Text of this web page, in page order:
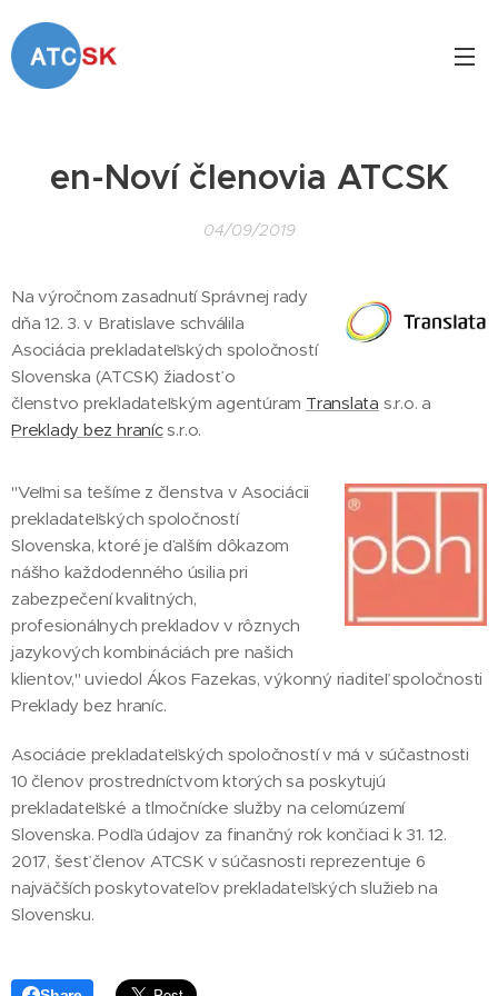
en-Noví členovia ATCSK
04/09/2019
Na výročnom zasadnutí Správnej rady
dňa 12. 3. v Bratislave schválila
Asociácia prekladateľských spoločností
Slovenska (ATCSK) žiadosť o
členstvo prekladateľským agentúram Translata s.r.o. a
Preklady bez hranícs.r.o.
"Veľmi sa tešíme z členstva v Asociácii
prekladateľských spoločností
Slovenska, ktoré je ďalším dôkazom
nášho každodenného úsilia pri
zabezpečení kvalitných,
profesionálnych prekladov v rôznych
jazykových kombináciách pre našich
klientov," uviedol Ákos Fazekas, výkonný riaditeľ spoločnosti
Preklady bez hraníc.
Asociácie prekladateľských spoločností v má v súčastnosti
10 členov prostredníctvom ktorých sa poskytujú
prekladateľské a tlmočnícke služby na celomúzemí
Slovenska. Podľa údajov za finančný rok končiaci k 31. 12.
2017, šesť členov ATCSK v súčasnosti reprezentuje 6
najväčších poskytovateľov prekladateľských služieb na
Slovensku.